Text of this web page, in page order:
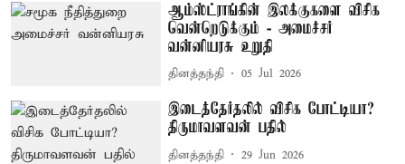
ஆம்ஸ்ட்ராங்கின் இலக்குகளை விசிக
வென்றெடுக்கும் - அமைச்சர்
வன்னியரசு உறுதி
தினத்தந்தி 05 Jul 2026
இடைத்தேர்தலில் விசிக போட்டியா?
திருமாவளவன் பதில்
தினத்தந்தி 29 Jun 2026